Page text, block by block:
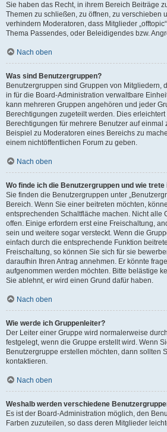
Sie haben das Recht, in ihrem Bereich Beiträge
Themen zu schließen, zu öffnen, zu verschieben
verhindern Moderatoren, dass Mitglieder
Thema Passendes, oder Beleidigendes bzw.
Nach oben
Was sind Benutzergruppen?
Benutzergruppen sind Gruppen von Mitgliedern,
in für die Board-Administration verwaltbare
kann mehreren Gruppen angehören und jeder
Berechtigungen zugeteilt werden. Dies
Berechtigungen für mehrere Benutzer auf einmal
Beispiel zu Moderatoren eines Bereichs zu
einem nichtöffentlichen Forum zu geben.
Nach oben
Wo finde ich die Benutzergruppen und wie trete
Sie finden die Benutzergruppen unter
Bereich. Wenn Sie einer beitreten möchten,
entsprechenden Schaltfläche machen. Nicht alle
offen. Einige erfordern erst eine Freischaltung,
sein und weitere sogar versteckt. Wenn die
einfach durch die entsprechende Funktion
Freischaltung, so können Sie sich für sie
daraufhin Ihren Antrag annehmen. Er könnte
aufgenommen werden möchten. Bitte belästige
Sie ablehnt, er wird einen Grund dafür haben.
Nach oben
Wie werde ich Gruppenleiter?
Der Leiter einer Gruppe wird normalerweise
festgelegt, wenn die Gruppe erstellt wird. Wenn
Benutzergruppe erstellen möchten, dann sollten
kontaktieren.
Nach oben
Weshalb werden verschiedene
Es ist der Board-Administration möglich, den
Farben zuzuteilen, so dass deren Mitglieder